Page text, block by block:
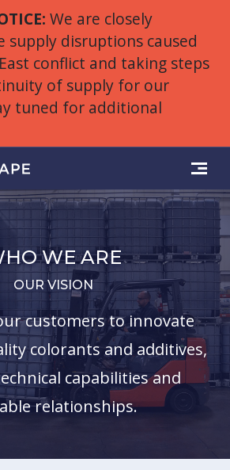
We are closely
supply disruptions caused
conflict and taking steps
of supply for our
tuned for additional
WE ARE
OUR VISION
customers to innovate
colorants and additives,
capabilities and
relationships.